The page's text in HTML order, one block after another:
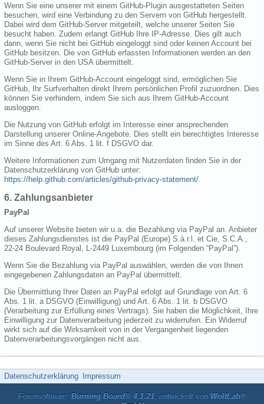
Wenn Sie eine unserer mit einem GitHub-Plugin ausgestatteten Seiten
besuchen, wird eine Verbindung zu den Servern von GitHub hergestellt.
Dabei wird dem GitHub-Server mitgeteilt, welche unserer Seiten Sie
besucht haben. Zudem erlangt GitHub Ihre IP-Adresse. Dies gilt auch
dann, wenn Sie nicht bei GitHub eingeloggt sind oder keinen Account bei
GitHub besitzen. Die von GitHub erfassten Informationen werden an den
GitHub-Server in den USA übermittelt.
Wenn Sie in Ihrem GitHub-Account eingeloggt sind, ermöglichen Sie
GitHub, Ihr Surfverhalten direkt Ihrem persönlichen Profil zuzuordnen. Dies
können Sie verhindern, indem Sie sich aus Ihrem GitHub-Account
ausloggen.
Die Nutzung von GitHub erfolgt im Interesse einer ansprechenden
Darstellung unserer Online-Angebote. Dies stellt ein berechtigtes Interesse
im Sinne des Art. 6 Abs. 1 lit. f DSGVO dar.
Weitere Informationen zum Umgang mit Nutzerdaten finden Sie in der
Datenschutzerklärung von GitHub unter:
https://help.github.com/articles/github-privacy-statement/
6. Zahlungsanbieter
PayPal
Auf unserer Website bieten wir u.a. die Bezahlung via PayPal an. Anbieter
dieses Zahlungsdienstes ist die PayPal (Europe) S.à.r.l. et Cie, S.C.A.,
22-24 Boulevard Royal, L-2449 Luxembourg (im Folgenden “PayPal”).
Wenn Sie die Bezahlung via PayPal auswählen, werden die von Ihnen
eingegebenen Zahlungsdaten an PayPal übermittelt.
Die Übermittlung Ihrer Daten an PayPal erfolgt auf Grundlage von Art. 6
Abs. 1 lit. a DSGVO (Einwilligung) und Art. 6 Abs. 1 lit. b DSGVO
(Verarbeitung zur Erfüllung eines Vertrags). Sie haben die Möglichkeit, Ihre
Einwilligung zur Datenverarbeitung jederzeit zu widerrufen. Ein Widerruf
wirkt sich auf die Wirksamkeit von in der Vergangenheit liegenden
Datenverarbeitungsvorgängen nicht aus.
Datenschutzerklärung Impressum
Forensoftware: Burning Board® 4.1.21, entwickelt von WoltLab®